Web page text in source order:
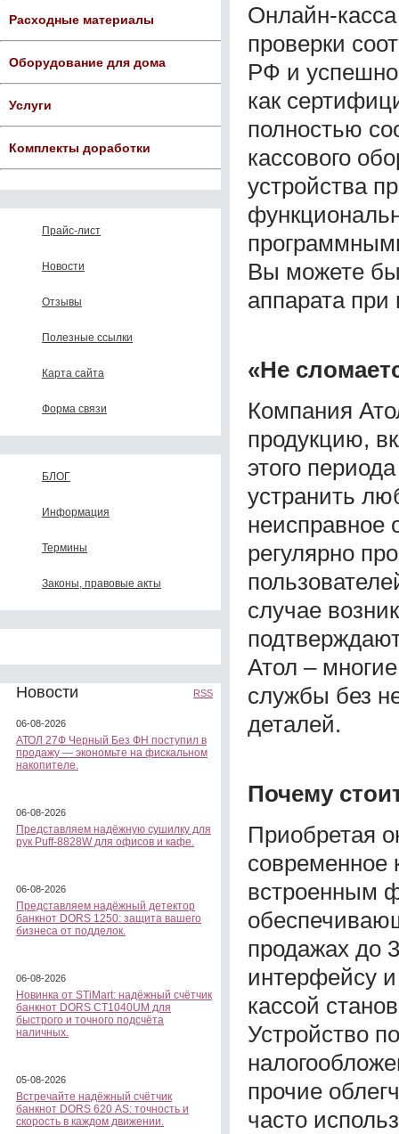
Расходные материалы
Оборудование для дома
Услуги
Комплекты доработки
Прайс-лист
Новости
Отзывы
Полезные ссылки
Карта сайта
Форма связи
БЛОГ
Информация
Термины
Законы, правовые акты
Новости RSS
06-08-2026
АТОЛ 27Ф Черный Без ФН поступил в
продажу — экономьте на фискальном
накопителе.
06-08-2026
Представляем надёжную сушилку для
рук Puff-8828W для офисов и кафе.
06-08-2026
Представляем надёжный детектор
банкнот DORS 1250: защита вашего
бизнеса от подделок.
06-08-2026
Новинка от STiMart: надёжный счётчик
банкнот DORS CT1040UM для
быстрого и точного подсчёта
наличных.
05-08-2026
Встречайте надёжный счётчик
банкнот DORS 620 АS: точность и
скорость в каждом движении.
Онлайн-
проверки
РФ и успешно
как
полностью
кассового
устройства
Вы можете
аппарата при
«Не
Компания
продукцию,
этого
устранить
неисправное
регулярно
случае
Атол –
службы без
деталей.
Почему
Приобретая
современное
встроенным
продажах до
интерфейсу
кассой
Устройство
прочие
часто